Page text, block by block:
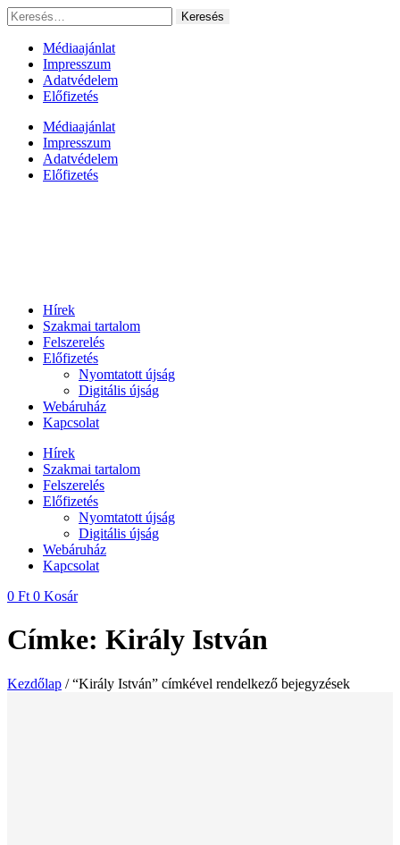
Ugrás
a
tartalomhoz
Keresés:
Médiaajánlat
Impresszum
Adatvédelem
Előfizetés
Médiaajánlat
Impresszum
Adatvédelem
Előfizetés
Hírek
Szakmai tartalom
Felszerelés
Előfizetés
Nyomtatott újság
Digitális újság
Webáruház
Kapcsolat
Hírek
Szakmai tartalom
Felszerelés
Előfizetés
Nyomtatott újság
Digitális újság
Webáruház
Kapcsolat
0 Ft 0 Kosár
Címke: Király István
Kezdőlap / “Király István” címkével rendelkező bejegyzések